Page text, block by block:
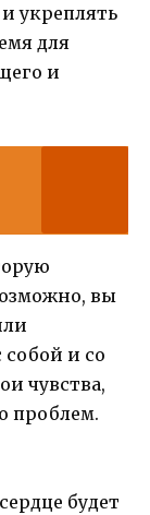
укреплять
для
и
вы
и со
чувства,
проблем.
будет